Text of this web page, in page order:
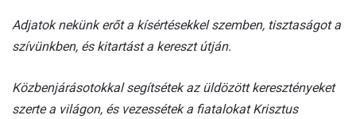
Adjatok nekünk erőt a kísértésekkel szemben, tisztaságot a
szívünkben, és kitartást a kereszt útján.
Közbenjárásotokkal segítsétek az üldözött keresztényeket
szerte a világon, és vezessétek a fiatalokat Krisztus